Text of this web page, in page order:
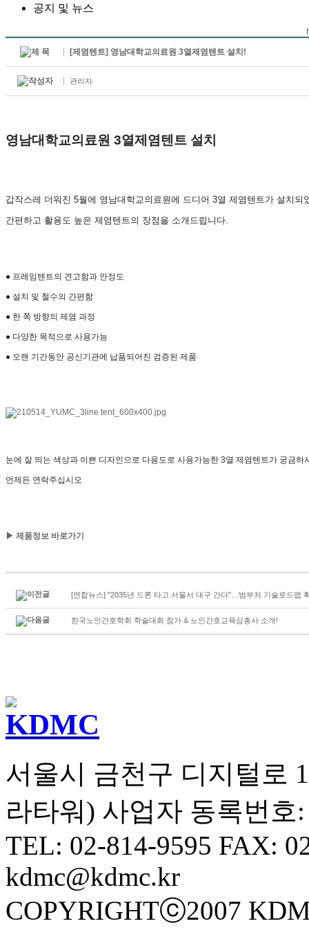
공지 및 뉴스
[제염텐트] 영남대학교의료원 3열제염텐트 설치!
관리자
영남대학교의료원 3열제염텐트 설치
갑작스레 더워진 5월에 영남대학교의료원에 드디어 3열 제염텐트가 설치되
간편하고 활용도 높은 제염텐트의 장점을 소개드립니다.
● 프레임텐트의 견고함과 안정도
● 설치 및 철수의 간편함
● 한 쪽 방향의 제염 과정
● 다양한 목적으로 사용가능
● 오랜 기간동안 공신기관에 납품되어진 검증된 제품
눈에 잘 띄는 색상과 이쁜 디자인으로 다용도로 사용가능한 3열 제염텐트가 궁금하
언제든 연락주십시오
▶ 제품정보 바로가기
[연합뉴스] "2035년 드론 타고 서울서 대구 간다"…범부처 기술로드맵
한국노인간호학회 학술대회 참가 & 노인간호교육삼총사 소개!
서울시 금천구 디지털로
라타워) 사업자 동록번호:
TEL: 02-814-9595 FAX:
kdmc@kdmc.kr
COPYRIGHTⓒ2007